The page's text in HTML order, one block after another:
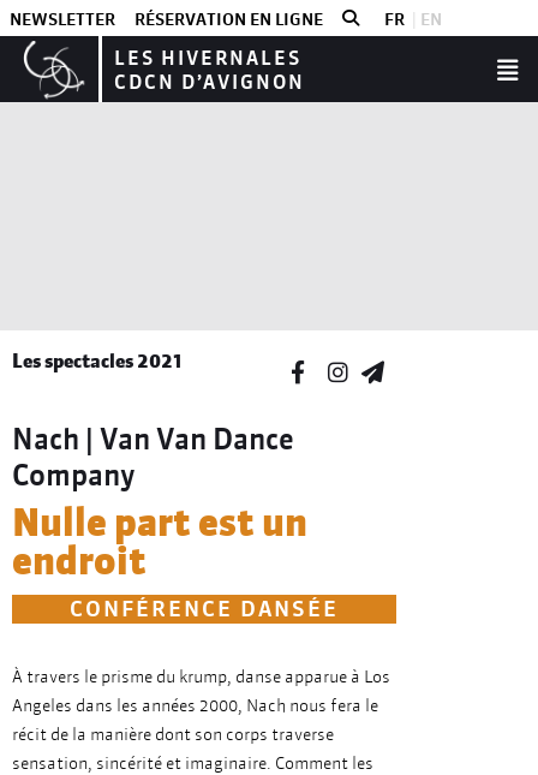
NEWSLETTER RÉSERVATION EN LIGNE FR EN
LES HIVERNALES
CDCN D’AVIGNON
Les spectacles 2021
Nach | Van Van Dance
Company
Nulle part est un
endroit
CONFÉRENCE DANSÉE
À travers le prisme du krump, danse apparue à Los
Angeles dans les années 2000, Nach nous fera le
récit de la manière dont son corps traverse
sensation, sincérité et imaginaire. Comment les